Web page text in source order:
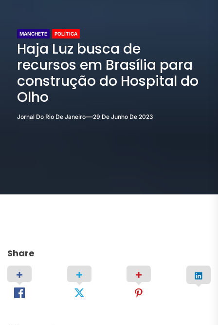
MANCHETE POLÍTICA
Haja Luz busca de
recursos em Brasília para
construção do Hospital do
Olho
Jornal Do Rio De Janeiro 29 De Junho De 2023
Share